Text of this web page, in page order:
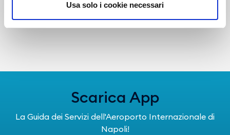
Usa solo i cookie necessari
Scarica App
La Guida dei Servizi dell'Aeroporto Internazionale di
Napoli!